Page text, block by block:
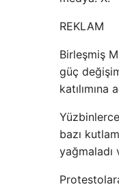
REKLAM
Birleşmiş
güç
katılımına
bazı
yağmaladı